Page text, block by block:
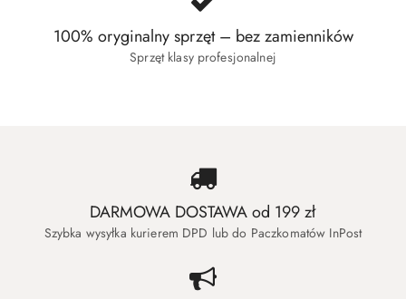
100% oryginalny sprzęt – bez zamienników
Sprzęt klasy profesjonalnej
DARMOWA DOSTAWA od 199 zł
Szybka wysyłka kurierem DPD lub do Paczkomatów InPost